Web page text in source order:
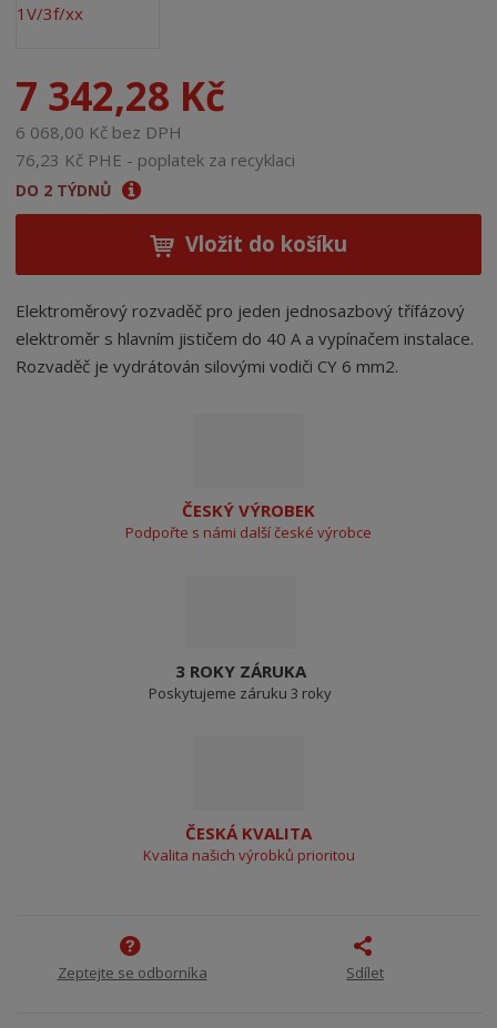
7 342,28 Kč
6 068,00 Kč bez DPH
76,23 Kč PHE - poplatek za recyklaci
DO 2 TÝDNŮ
Vložit do košíku
Elektroměrový rozvaděč pro jeden jednosazbový třífázový
elektroměr s hlavním jističem do 40 A a vypínačem instalace.
Rozvaděč je vydrátován silovými vodiči CY 6 mm2.
ČESKÝ VÝROBEK
Podpořte s námi další české výrobce
3 ROKY ZÁRUKA
Poskytujeme záruku 3 roky
ČESKÁ KVALITA
Kvalita našich výrobků prioritou
Zeptejte se odborníka Sdílet